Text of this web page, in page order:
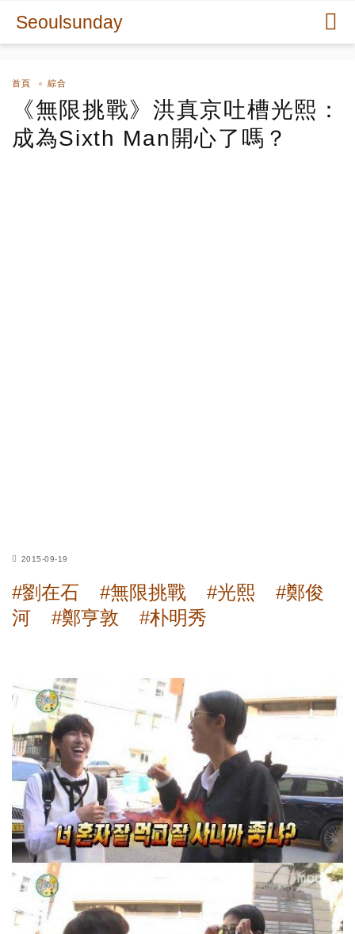
Seoulsunday
首頁 綜合
《無限挑戰》洪真京吐槽光熙：
成為Sixth Man開心了嗎？
2015-09-19
#劉在石 #無限挑戰 #光熙
#鄭俊
河
#鄭亨敦 #朴明秀